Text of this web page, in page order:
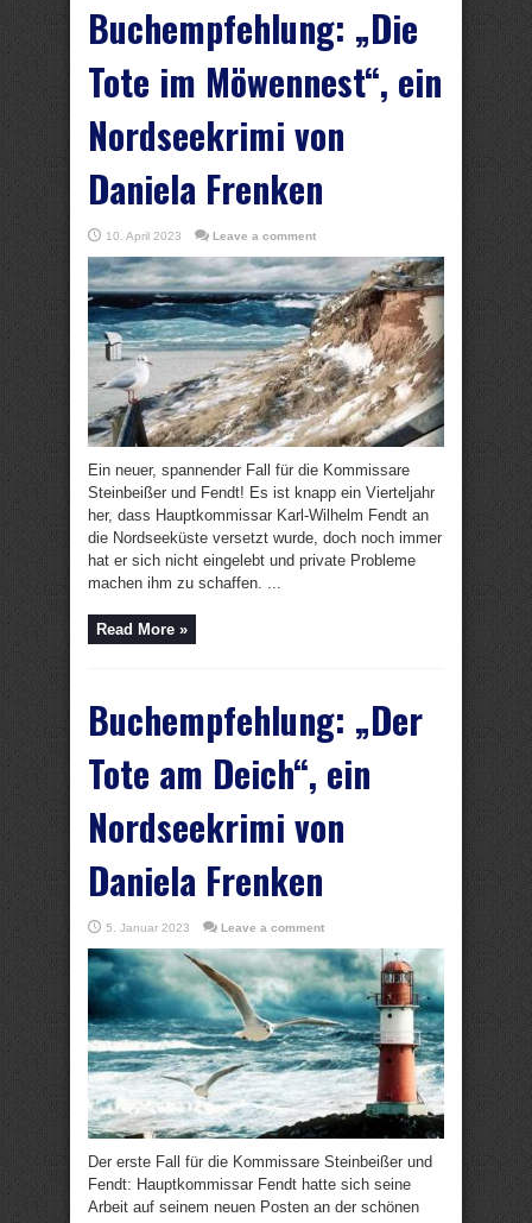
Buchempfehlung: „Die
Tote im Möwennest“, ein
Nordseekrimi von
Daniela Frenken
10. April 2023 Leave a comment
Ein neuer, spannender Fall für die Kommissare
Steinbeißer und Fendt! Es ist knapp ein Vierteljahr
her, dass Hauptkommissar Karl-Wilhelm Fendt an
die Nordseeküste versetzt wurde, doch noch immer
hat er sich nicht eingelebt und private Probleme
machen ihm zu schaffen. ...
Read More »
Buchempfehlung: „Der
Tote am Deich“, ein
Nordseekrimi von
Daniela Frenken
5. Januar 2023 Leave a comment
Der erste Fall für die Kommissare Steinbeißer und
Fendt: Hauptkommissar Fendt hatte sich seine
Arbeit auf seinem neuen Posten an der schönen